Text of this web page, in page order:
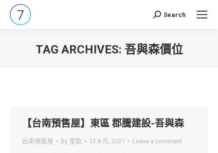
Search:
Search
TAG ARCHIVES: 吾與森價位
【台南預售屋】東區 郡騰建設-吾與森
台南預售屋 By 里歐 13 8 月, 2021 Leave a comment